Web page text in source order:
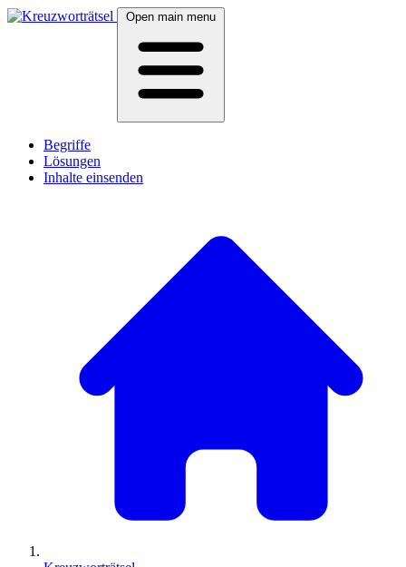
Open main menu
Begriffe
Lösungen
Inhalte einsenden